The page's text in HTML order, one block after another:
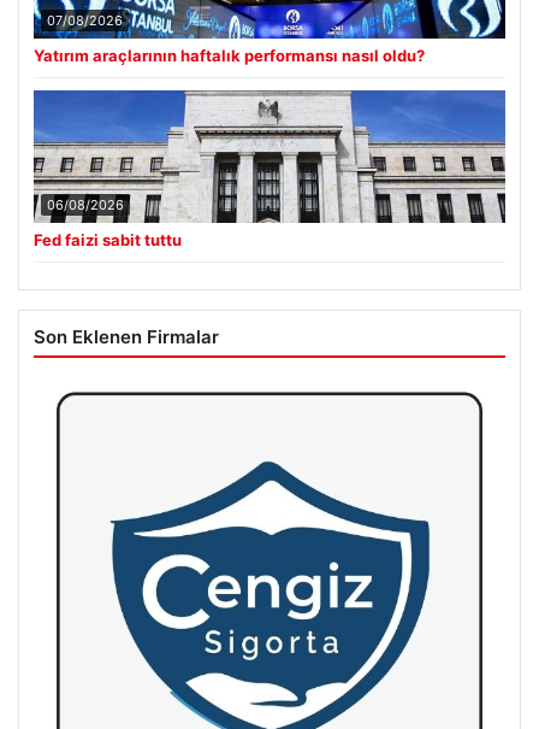
07/08/2026
Yatırım araçlarının haftalık performansı nasıl oldu?
06/08/2026
Fed faizi sabit tuttu
Son Eklenen Firmalar